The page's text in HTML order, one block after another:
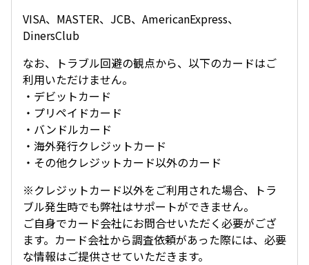
VISA、MASTER、JCB、AmericanExpress、
DinersClub
なお、トラブル回避の観点から、以下のカードはご
利用いただけません。
・デビットカード
・プリペイドカード
・バンドルカード
・海外発行クレジットカード
・その他クレジットカード以外のカード
※クレジットカード以外をご利用された場合、トラ
ブル発生時でも弊社はサポートができません。
ご自身でカード会社にお問合せいただく必要がござ
ます。カード会社から調査依頼があった際には、必要
な情報はご提供させていただきます。